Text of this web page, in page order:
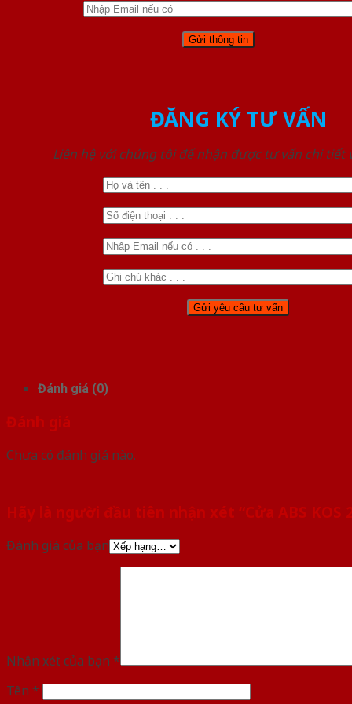
ĐĂNG KÝ TƯ VẤN
Liên hệ với chúng tôi để nhận được tư vấn chi tiết
Đánh giá (0)
Đánh giá
Chưa có đánh giá nào.
Hãy là người đầu tiên nhận xét “Cửa ABS KOS
Đánh giá của bạn
Nhận xét của bạn *
Tên *